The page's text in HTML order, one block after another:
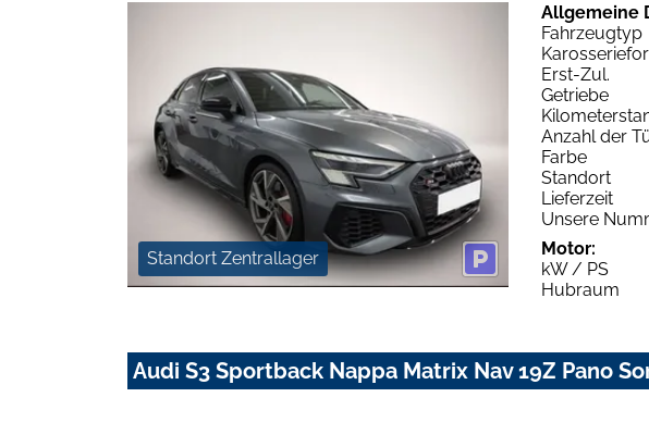
Standort Zentrallager
Allgemeine
Fahrzeugtyp
Erst-Zul.
Getriebe
Anzahl der
Farbe
Standort
Lieferzeit
Unsere
Motor:
kW / PS
Hubraum
Audi S3 Sportback Nappa Matrix Nav 19Z Pano